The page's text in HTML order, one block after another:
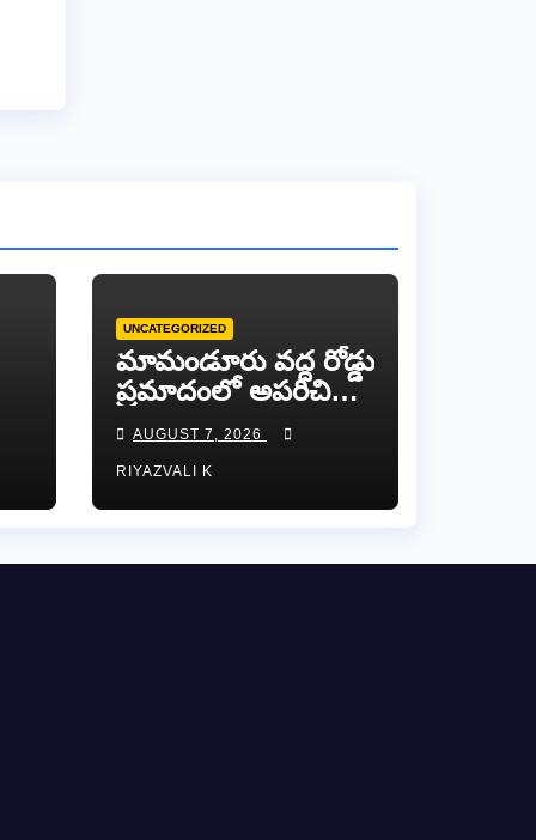
UNCATEGORIZED
​మామండూరు వద్ద రోడ్డు
ప్రమాదంలో అపరిచిత
వ్యక్తి మృతి…
సమాచారం తెలిస్తే
రేణిగుంట పోలీసులను
సంప్రదించండి.
AUGUST 7, 2026
RIYAZVALI K